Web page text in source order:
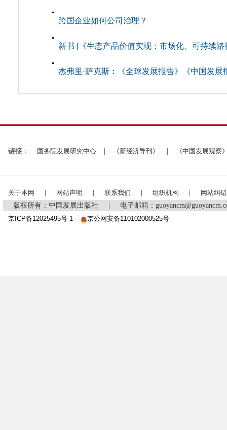
跨国企业如何公司治理？
新书 |《生态产品价值实现：市场化、可持续路
杰弗里·萨克斯：《全球发展报告》《中国发
链接： 国务院发展研究中心 《新经济导刊》 《中国发展观察
关于本网 网站声明 联系我们 组织机构
网站纠错
版权所有：中国发展出版社
电子邮箱：
京ICP备12025495号-1
京公网安备110102000525号